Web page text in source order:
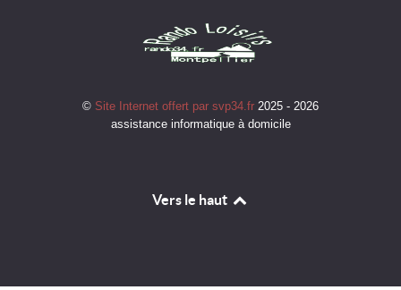
© Site Internet offert par svp34.fr 2025 - 2026
assistance informatique à domicile
Vers le haut